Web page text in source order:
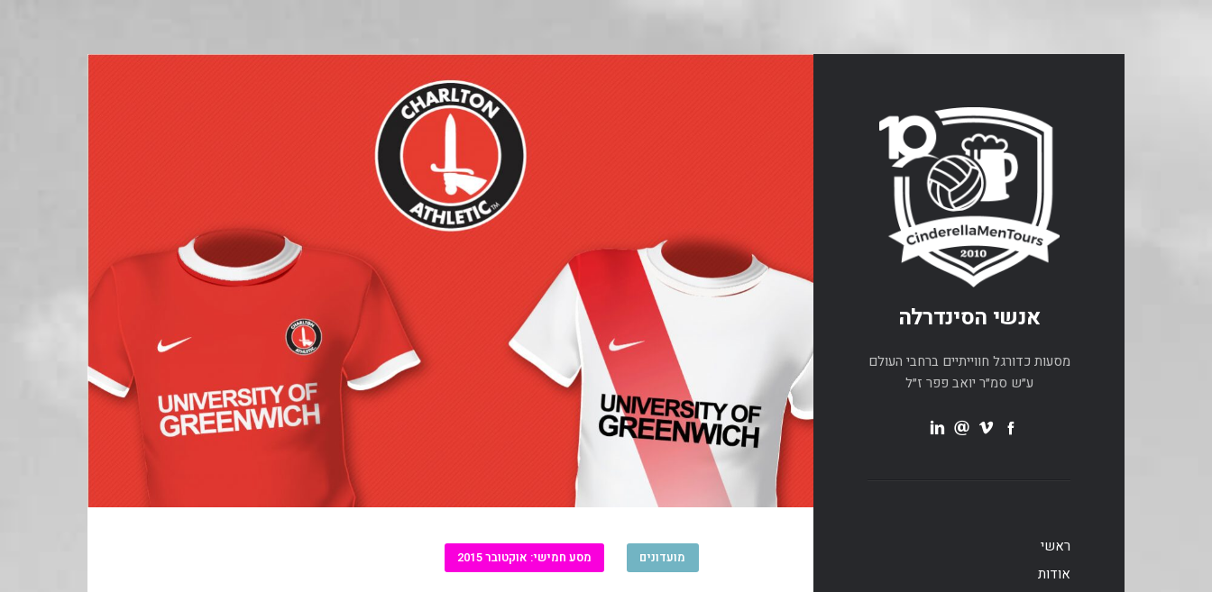
אנשי הסינדרלה
מסעות כדורגל חווייתיים ברחבי העולם
ע״ש סמ״ר יואב פפר ז״ל
ראשי
אודות
מועדונים מסע חמישי: אוקטובר 2015